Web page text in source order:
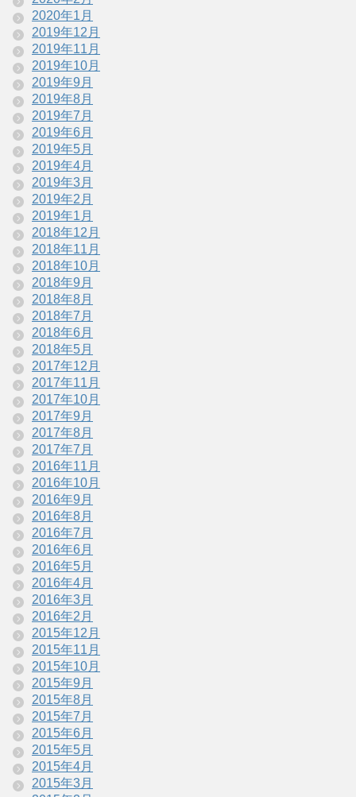
2020年1月
2019年12月
2019年11月
2019年10月
2019年9月
2019年8月
2019年7月
2019年6月
2019年5月
2019年4月
2019年3月
2019年2月
2019年1月
2018年12月
2018年11月
2018年10月
2018年9月
2018年8月
2018年7月
2018年6月
2018年5月
2017年12月
2017年11月
2017年10月
2017年9月
2017年8月
2017年7月
2016年11月
2016年10月
2016年9月
2016年8月
2016年7月
2016年6月
2016年5月
2016年4月
2016年3月
2016年2月
2015年12月
2015年11月
2015年10月
2015年9月
2015年8月
2015年7月
2015年6月
2015年5月
2015年4月
2015年3月